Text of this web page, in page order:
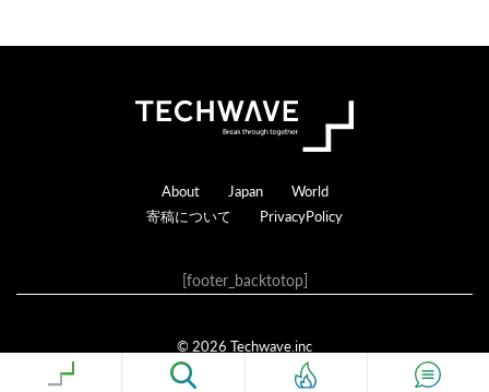
Footer
About Japan
World
寄稿について
PrivacyPolicy
[footer_backtotop]
© 2026 Techwave.inc
Genesis Framework
WordPress·